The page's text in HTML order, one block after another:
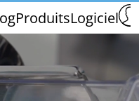
ProduitsLogiciel